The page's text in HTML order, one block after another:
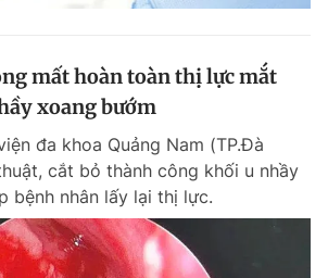
điện thoại
mất hoàn toàn thị lực mắt
xoang bướm
đa khoa Quảng Nam (TP.Đà
cắt bỏ thành công khối u nhầy
bệnh nhân lấy lại thị lực.